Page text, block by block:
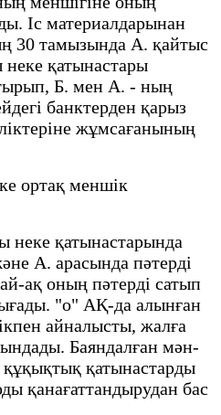
Іс материалдарынан
30 тамызында А. қайтыс
қатынастары
Б. мен А. - ның
банктерден қарыз
жұмсағанының
ортақ меншік
неке қатынастарында
А. арасында пәтерді
ақ оның пәтерді сатып
"о" АҚ-да алынған
айналысты, жалға
Баяндалған мән-
құқықтық қатынастарды
қанағаттандырудан бас